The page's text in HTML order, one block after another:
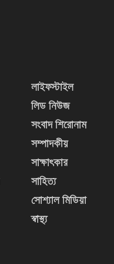
লাইফস্টাইল
লিড নিউজ
সংবাদ শিরোনাম
সম্পাদকীয়
সাক্ষাৎকার
সাহিত্য
সোশ্যাল মিডিয়া
স্বাস্থ্য